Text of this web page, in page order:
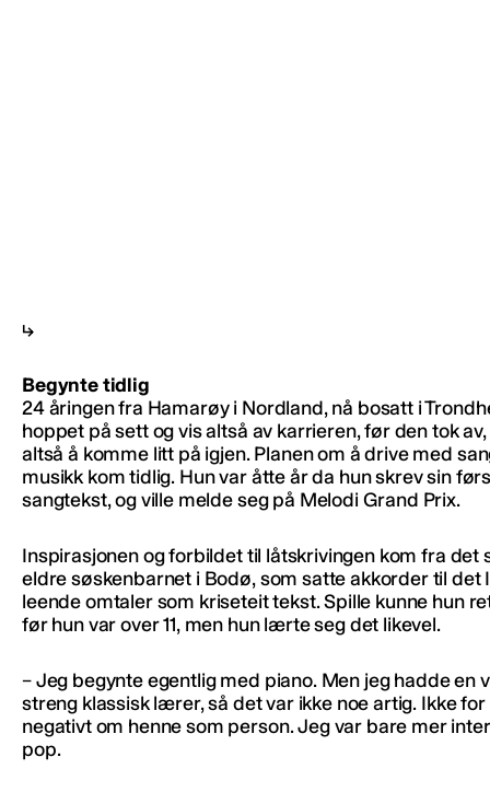
Begynte tidlig
24 åringen fra Hamarøy i Nordland, nå bosatt i
hoppet på sett og vis altså av karrieren, før den tok
altså å komme litt på igjen. Planen om å drive med
musikk kom tidlig. Hun var åtte år da hun skrev sin
sangtekst, og ville melde seg på Melodi Grand Prix.
Inspirasjonen og forbildet til låtskrivingen kom fra det
eldre søskenbarnet i Bodø, som satte akkorder til det
leende omtaler som kriseteit tekst. Spille kunne hun
før hun var over 11, men hun lærte seg det likevel.
– Jeg begynte egentlig med piano. Men jeg hadde en
streng klassisk lærer, så det var ikke noe artig. Ikke for
negativt om henne som person. Jeg var bare mer
pop.